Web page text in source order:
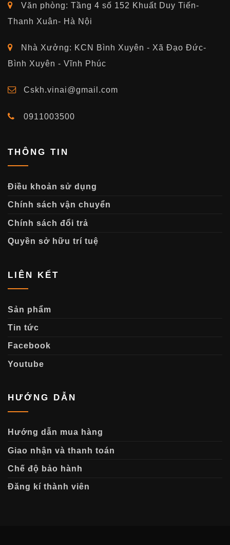
Văn phòng: Tầng 4 số 152 Khuất Duy Tiến-
Thanh Xuân- Hà Nội
Nhà Xưởng: KCN Bình Xuyên - Xã Đạo Đức-
Bình Xuyên - Vĩnh Phúc
Cskh.vinai@gmail.com
0911003500
THÔNG TIN
Điều khoản sử dụng
Chính sách vận chuyển
Chính sách đổi trả
Quyền sở hữu trí tuệ
LIÊN KẾT
Sản phẩm
Tin tức
Facebook
Youtube
HƯỚNG DẪN
Hướng dẫn mua hàng
Giao nhận và thanh toán
Chế độ bảo hành
Đăng kí thành viên